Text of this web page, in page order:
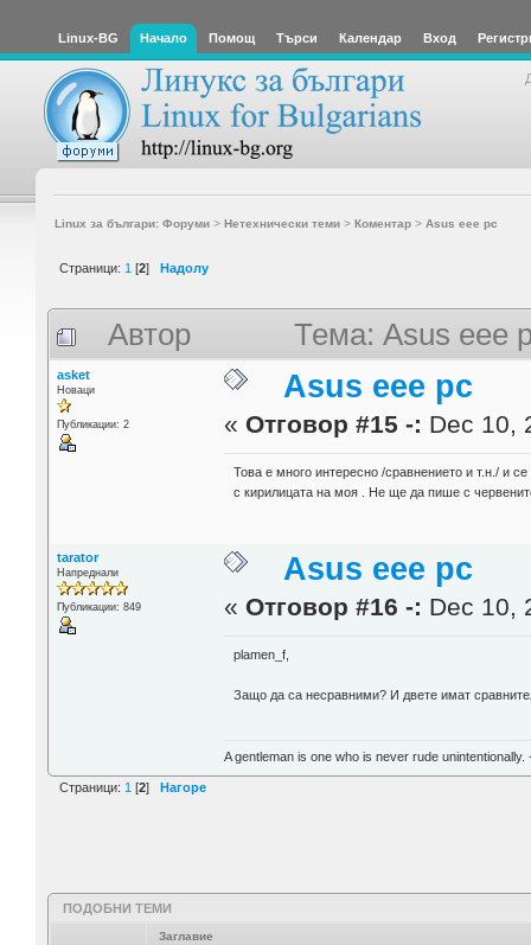
Linux-BG Начало Помощ Търси Календар Вход
Linux за българи: Форуми> Нетехнически теми> Коментар> Asus eee pc
Страници: 1 [2] Надолу
Автор Тема: Asus eee
asket
Новаци
Публикации: 2
Asus eee pc
« Отговор #15 -: Dec 10,
Това е много интересно /сравнението и т.н./ и
с кирилицата на моя . Не ще да пише с
tarator
Напреднали
Публикации: 849
Asus eee pc
« Отговор #16 -: Dec 10,
plamen_f,
Защо да са несравними? И двете имат
A gentleman is one who is never rude unintentionally.
Страници: 1 [2] Нагоре
ПОДОБНИ ТЕМИ
Заглавие